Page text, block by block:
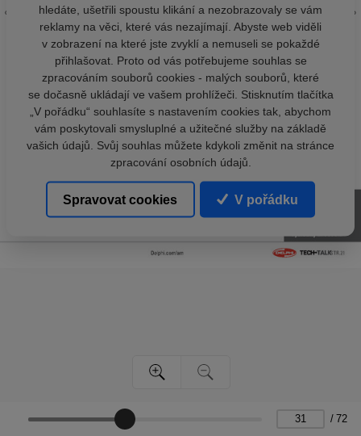
/ 72
hledáte, ušetřili spoustu klikání a nezobrazovaly se vám
reklamy na věci, které vás nezajímají. Abyste web viděli
v zobrazení na které jste zvyklí a nemuseli se pokaždé
přihlašovat. Proto od vás potřebujeme souhlas se
zpracováním souborů cookies - malých souborů, které
se dočasně ukládají ve vašem prohlížeči. Stisknutím tlačítka
„V pořádku“ souhlasíte s nastavením cookies tak, abychom
vám poskytovali smysluplné a užitečné služby na základě
vašich údajů. Svůj souhlas můžete kdykoli změnit na stránce
zpracování osobních údajů.
Spravovat cookies V pořádku